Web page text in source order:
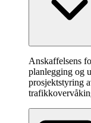
Anskaffelsens
planlegging og
prosjektstyring